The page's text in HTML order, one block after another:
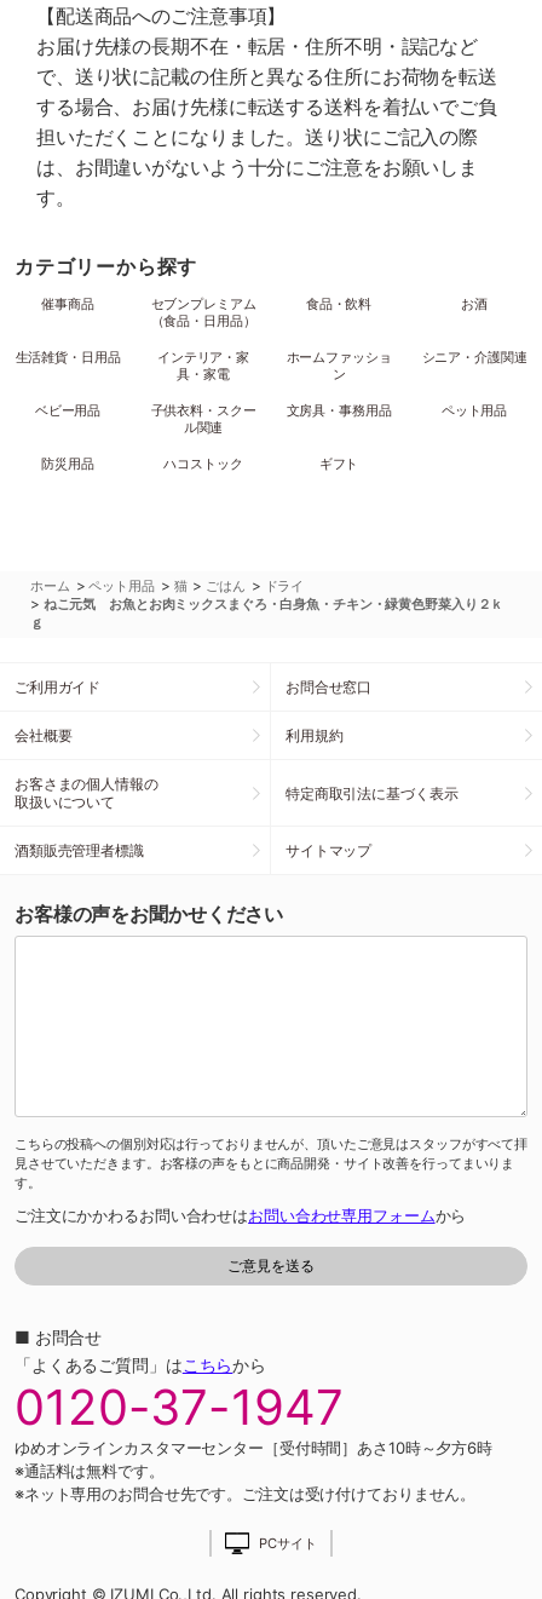
【配送商品へのご注意事項】
お届け先様の長期不在・転居・住所不明・誤記など
で、送り状に記載の住所と異なる住所にお荷物を転送
する場合、お届け先様に転送する送料を着払いでご負
担いただくことになりました。送り状にご記入の際
は、お間違いがないよう十分にご注意をお願いしま
す。
カテゴリーから探す
催事商品
セブンプレミアム
（食品・日用品）
食品・飲料 お酒
生活雑貨・日用品
インテリア・家
具・家電
ホームファッショ
ン
シニア・介護関連
ベビー用品
子供衣料・スクー
ル関連
文房具・事務用品 ペット用品
防災用品 ハコストック ギフト
ホーム >ペット用品 > 猫 > ごはん > ドライ
> ねこ元気 お魚とお肉ミックスまぐろ・白身魚・チキン・緑黄色野菜入り２ｋ
ｇ
ご利用ガイド お問合せ窓口
会社概要 利用規約
お客さまの個人情報の
取扱いについて
特定商取引法に基づく表示
酒類販売管理者標識 サイトマップ
お客様の声をお聞かせください
こちらの投稿への個別対応は行っておりませんが、頂いたご意見はスタッフがすべて拝
見させていただきます。お客様の声をもとに商品開発・サイト改善を行ってまいりま
す。
ご注文にかかわるお問い合わせはお問い合わせ専用フォームから
■ お問合せ
「よくあるご質問」はこちらから
0120-37-1947
ゆめオンラインカスタマーセンター［受付時間］あさ10時～夕方6時
※通話料は無料です。
※ネット専用のお問合せ先です。ご注文は受け付けておりません。
PCサイト
Copyright © IZUMI Co.,Ltd. All rights reserved.